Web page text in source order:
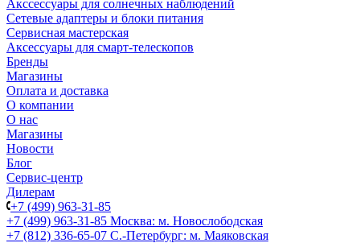
Акссессуары для солнечных наблюдений
Сетевые адаптеры и блоки питания
Сервисная мастерская
Аксессуары для смарт-телескопов
Бренды
Магазины
Оплата и доставка
О компании
О нас
Магазины
Новости
Блог
Сервис-центр
Дилерам
+7 (499) 963-31-85
+7 (499) 963-31-85 Москва: м. Новослободская
+7 (812) 336-65-07 С.-Петербург: м. Маяковская